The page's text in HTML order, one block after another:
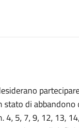
di
5, 7, 9, 12, 13,